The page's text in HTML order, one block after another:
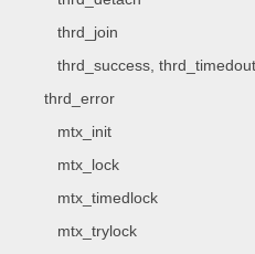
thrd_join
thrd_success,
thrd_error
mtx_init
mtx_lock
mtx_timedlock
mtx_trylock